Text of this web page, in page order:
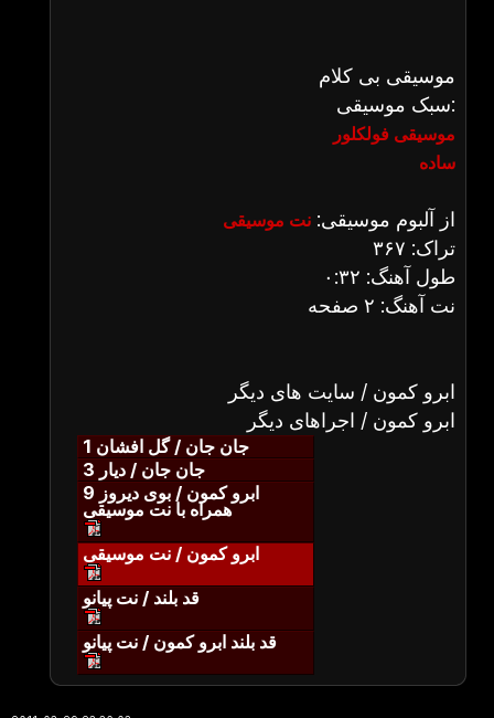
موسیقی بی کلام
سبک موسیقی:
موسیقی فولکلور
ساده
از آلبوم موسیقی: نت موسیقی
تراک: ۳۶۷
طول آهنگ: ۰:۳۲
نت آهنگ: ۲ صفحه
ابرو کمون / سایت های دیگر
ابرو کمون / اجراهای دیگر
جان جان / گل افشان 1
جان جان / دیار 3
ابرو کمون / بوی دیروز 9
همراه با نت موسیقی
ابرو کمون / نت موسیقی
قد بلند / نت پیانو
قد بلند ابرو کمون / نت پیانو